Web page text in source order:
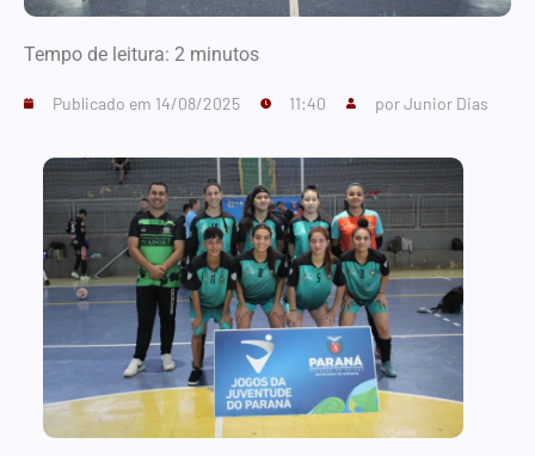
Tempo de leitura: 2 minutos
Publicado em 14/08/2025 11:40 porJunior Dias